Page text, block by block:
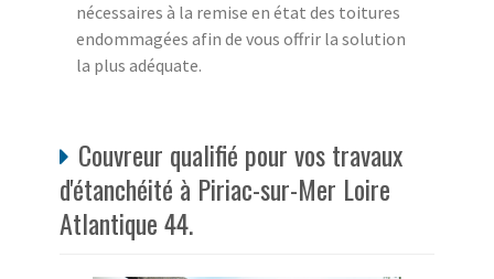
nécessaires à la remise en état des toitures
endommagées afin de vous offrir la solution
la plus adéquate.
Couvreur qualifié pour vos travaux
d'étanchéité à Piriac-sur-Mer Loire
Atlantique 44.